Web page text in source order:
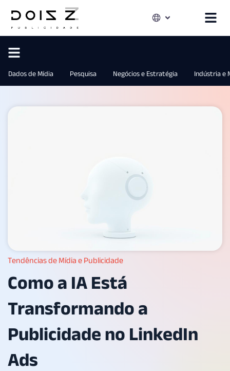
Dados de Mídia Pesquisa Negócios e Estratégia Indústria e
Tendências de Mídia e Publicidade
Como a IA Está
Transformando a
Publicidade no LinkedIn
Ads